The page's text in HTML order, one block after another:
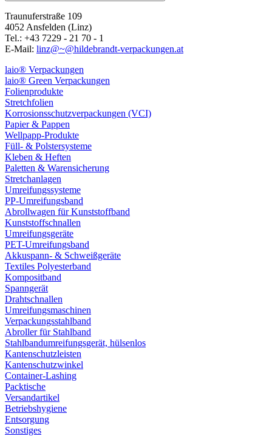
Traunuferstraße 109
4052 Ansfelden (Linz)
Tel.: +43 7229 - 21 70 - 1
E-Mail: linz@~@hildebrandt-verpackungen.at
laio® Verpackungen
laio® Green Verpackungen
Folienprodukte
Stretchfolien
Korrosionsschutzverpackungen (VCI)
Papier & Pappen
Wellpapp-Produkte
Füll- & Polstersysteme
Kleben & Heften
Paletten & Warensicherung
Stretchanlagen
Umreifungssysteme
PP-Umreifungsband
Abrollwagen für Kunststoffband
Kunststoffschnallen
Umreifungsgeräte
PET-Umreifungsband
Akkuspann- & Schweißgeräte
Textiles Polyesterband
Kompositband
Spanngerät
Drahtschnallen
Umreifungsmaschinen
Verpackungsstahlband
Abroller für Stahlband
Stahlbandumreifungsgerät, hülsenlos
Kantenschutzleisten
Kantenschutzwinkel
Container-Lashing
Packtische
Versandartikel
Betriebshygiene
Entsorgung
Sonstiges